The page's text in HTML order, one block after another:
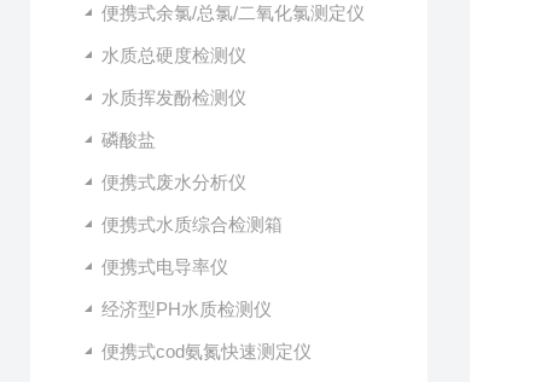
便携式余氯/总氯/二氧化氯测定仪
水质总硬度检测仪
水质挥发酚检测仪
磷酸盐
便携式废水分析仪
便携式水质综合检测箱
便携式电导率仪
经济型PH水质检测仪
便携式cod氨氮快速测定仪